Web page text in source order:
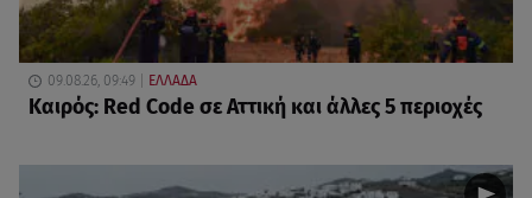
09.08.26, 09:49 ΕΛΛΑΔΑ
Καιρός: Red Code σε Αττική και άλλες 5 περιοχές